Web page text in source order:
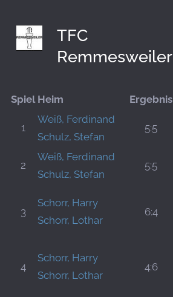
TFC
Remmesweiler
Spiel Heim Ergebnis
1
Weiß, Ferdinand
Schulz, Stefan
5:5
2
Weiß, Ferdinand
Schulz, Stefan
5:5
3
Schorr, Harry
Schorr, Lothar
6:4
4
Schorr, Harry
Schorr, Lothar
4:6